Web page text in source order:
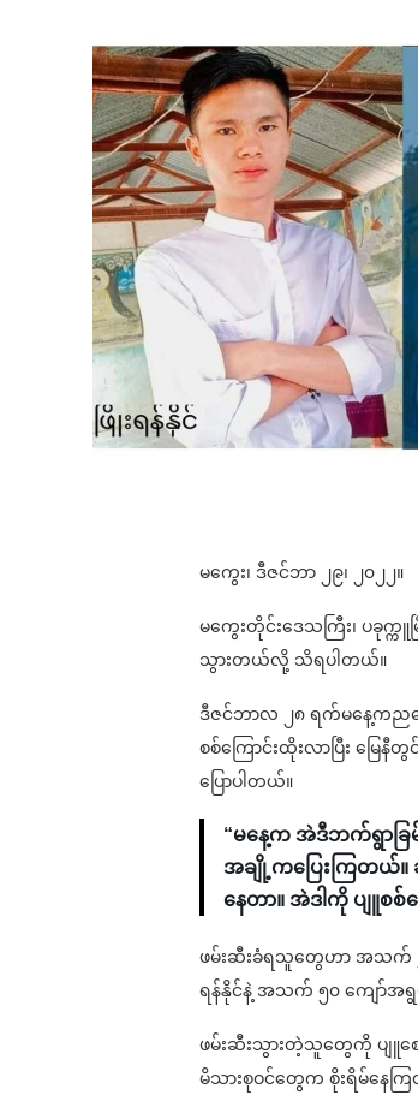
မကွေး၊ ဒီဇင်ဘာ ၂၉၊ ၂၀၂၂။
မကွေးတိုင်းဒေသကြီး၊ ပခုက္ကူ
သွားတယ်လို့ သိရပါတယ်။
ဒီဇင်ဘာလ ၂၈ ရက်မနေ့ကညန
စစ်ကြောင်းထိုးလာပြီး မြေ
ပြောပါတယ်။
“မနေ့က အဲဒီဘက်ရွာခြ
အချို့ကပြေးကြတယ်
နေတာ။ အဲဒါကို ပျူစစ်
ဖမ်းဆီးခံရသူတွေဟာ အသက် ၂၀
ရန်နိုင်နဲ့ အသက် ၅၀ ကျော်အ
ဖမ်းဆီးသွားတဲ့သူတွေကို ပျူစေ
မိသားစုဝင်တွေက စိုးရိမ်နေ